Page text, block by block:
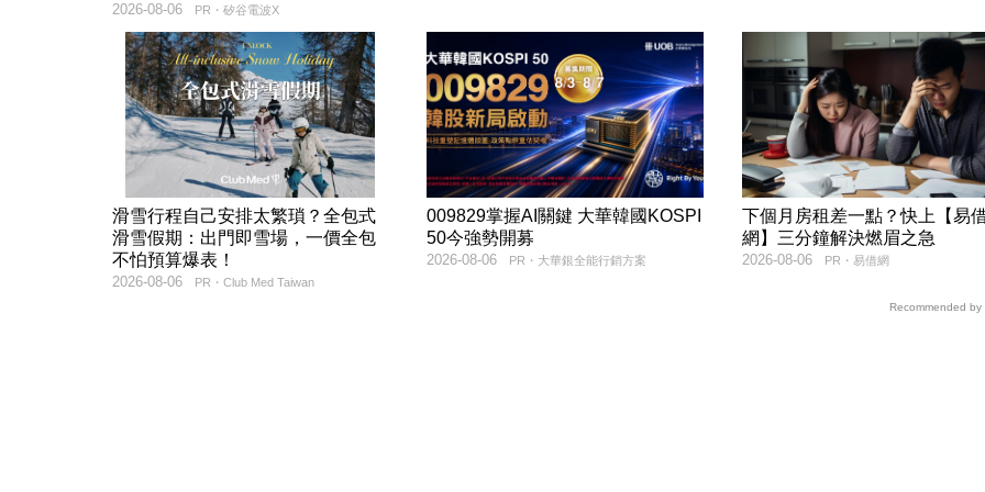
PR・矽谷電波X
2026-08-06
滑雪行程自己安排太繁瑣？全包式
滑雪假期：出門即雪場，一價全包
不怕預算爆表！
PR・Club Med Taiwan
2026-08-06
009829掌握AI關鍵 大華韓國KOSPI
50今強勢開募
PR・大華銀全能行銷方案
2026-08-06
下個月房租差一點？快上【易
網】三分鐘解決燃眉之急
PR・易借網
2026-08-06
Recommended by